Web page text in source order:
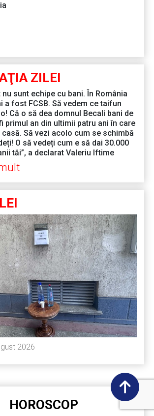
ZILEI
nu sunt echipe cu bani. În România
a fost FCSB. Să vedem ce taifun
Că o să dea domnul Becali bani de
primul an din ultimii patru ani în care
casă. Să vezi acolo cum se schimbă
O să vedeți cum e să dai 30.000
tăi”, a declarat Valeriu Iftime
2026
HOROSCOP